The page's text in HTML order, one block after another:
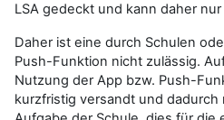
LSA gedeckt und kann daher
Daher ist eine durch Schulen
Push-Funktion nicht zulässig.
Nutzung der App bzw. Push-
kurzfristig versandt und